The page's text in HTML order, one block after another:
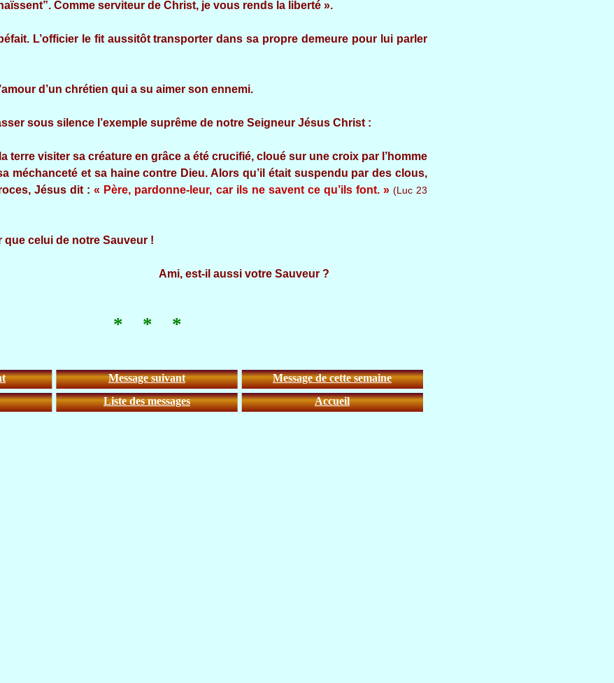
Comme serviteur de Christ, je vous rends la liberté ».
L’officier le fit aussitôt transporter dans sa propre demeure pour lui parler
d’un chrétien qui a su aimer son ennemi.
sous silence l’exemple suprême de notre Seigneur Jésus Christ :
terre visiter sa créature en grâce a été crucifié, cloué sur une croix par l’homme
méchanceté et sa haine contre Dieu. Alors qu’il était suspendu par des clous,
Jésus dit :« Père, pardonne-leur, car ils ne savent ce qu’ils font. »(Luc 23
de notre Sauveur !
est-il aussi votre Sauveur ?
* * *
Message suivant
Message de cette semaine
Liste des messages Accueil